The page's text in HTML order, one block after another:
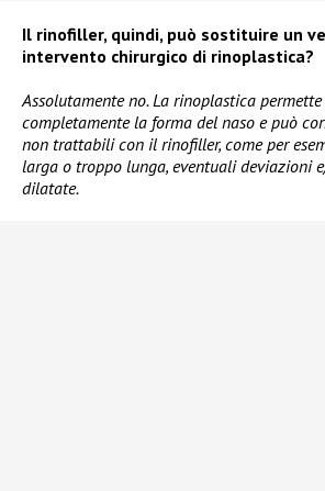
Il rinofiller, quindi, può sostituire un
intervento chirurgico di rinoplastica?
Assolutamente no. La rinoplastica
completamente la forma del naso e può
non trattabili con il rinofiller, come per
larga o troppo lunga, eventuali deviazioni
dilatate.